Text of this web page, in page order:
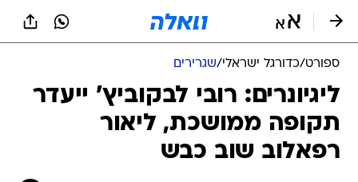
ספורט/כדורגל ישראלי/שגרירים
ליגיונרים: רובי לבקוביץ' ייעדר
תקופה ממושכת, ליאור
רפאלוב שוב כבש